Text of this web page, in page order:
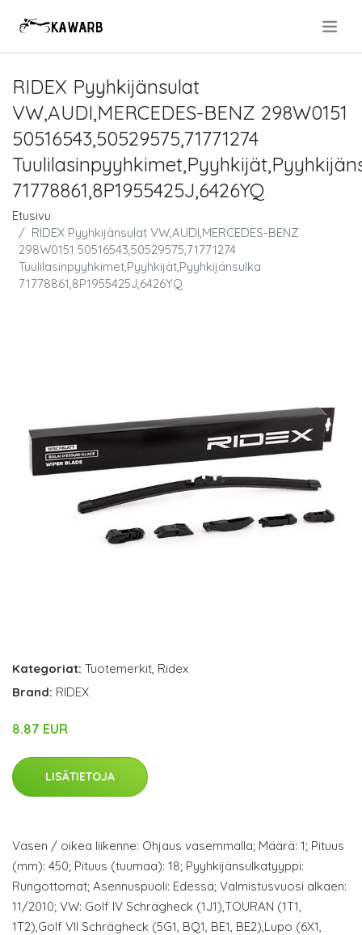
RIDEX Pyyhkijänsulat
VW,AUDI,MERCEDES-BENZ 298W0151
50516543,50529575,71771274
71778861,8P1955425J,6426YQ
Etusivu
RIDEX Pyyhkijänsulat VW,AUDI,MERCEDES-BENZ
298W0151 50516543,50529575,71771274
Tuulilasinpyyhkimet,Pyyhkijät,Pyyhkijänsulka
71778861,8P1955425J,6426YQ
Kategoriat: Tuotemerkit, Ridex
Brand: RIDEX
8.87 EUR
LISÄTIETOJA
Vasen / oikea liikenne: Ohjaus vasemmalla; Määrä: 1; Pituus
(mm): 450; Pituus (tuumaa): 18; Pyyhkijänsulkatyyppi:
Rungottomat; Asennuspuoli: Edessä; Valmistusvuosi alkaen:
11/2010; VW: Golf IV Schrägheck (1J1),TOURAN (1T1,
1T2),Golf VII Schrägheck (5G1, BQ1, BE1, BE2),Lupo (6X1,